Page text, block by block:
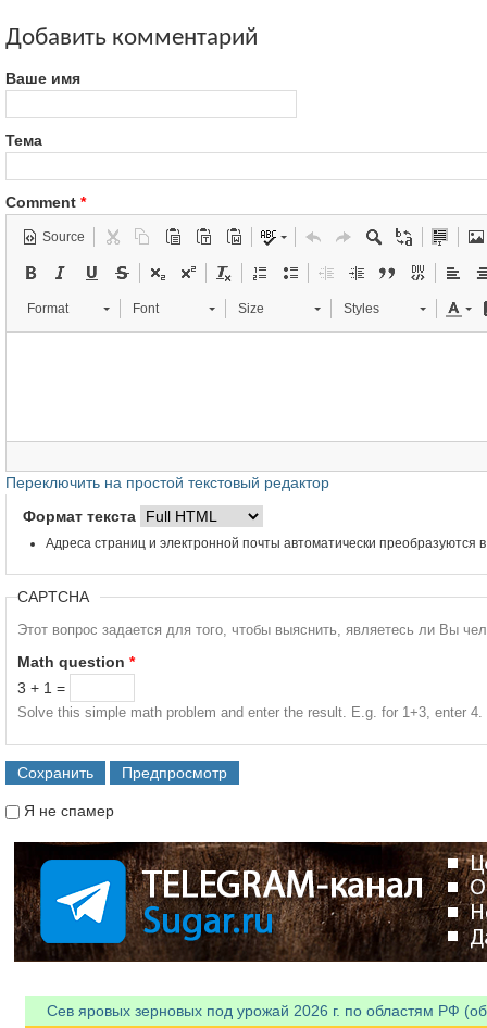
Добавить комментарий
Ваше имя
Тема
Comment *
Source
Format Font Size Styles
Переключить на простой текстовый редактор
Формат текста
Адреса страниц и электронной почты автоматически преобразуются
CAPTCHA
Этот вопрос задается для того, чтобы выяснить, являетесь ли Вы
Math question *
3 + 1 =
Solve this simple math problem and enter the result. E.g. for 1+3, enter 4.
Я не спамер
Сев яровых зерновых под урожай 2026 г. по областям РФ